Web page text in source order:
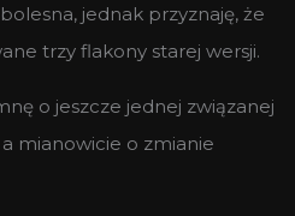
jednak przyznaję, że
trzy flakony starej wersji.
o jeszcze jednej związanej
mianowicie o zmianie